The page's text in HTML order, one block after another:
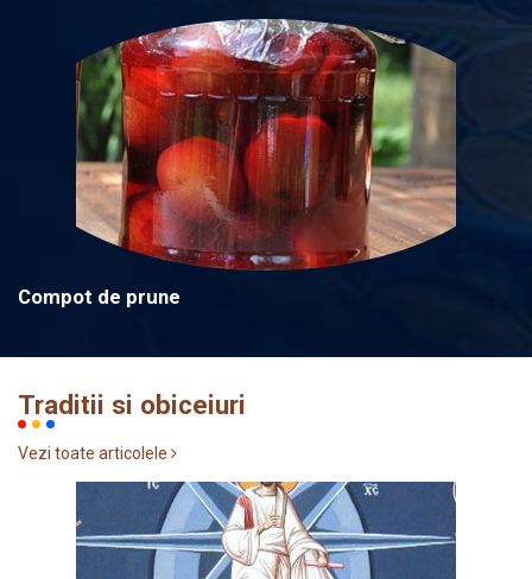
Compot de prune
Traditii si obiceiuri
Vezi toate articolele